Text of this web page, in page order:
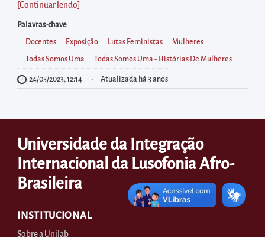
área
para
realizar
buscas
internas
Acessar
informações
postas
no
[Continuar lendo
Palavras-chave
Docentes Exposição Lutas Feministas Mulheres
Todas Somos Uma Todas Somos Uma - Histórias De Mulheres
24/05/2023, 12:14 Atualizada há 3 anos
Universidade da Integração
Internacional da Lusofonia Afro-
Brasileira
INSTITUCIONAL
Sobre a Unilab